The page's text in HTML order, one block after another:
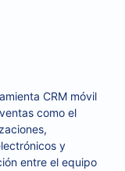
CRM móvil
como el
y
entre el equipo